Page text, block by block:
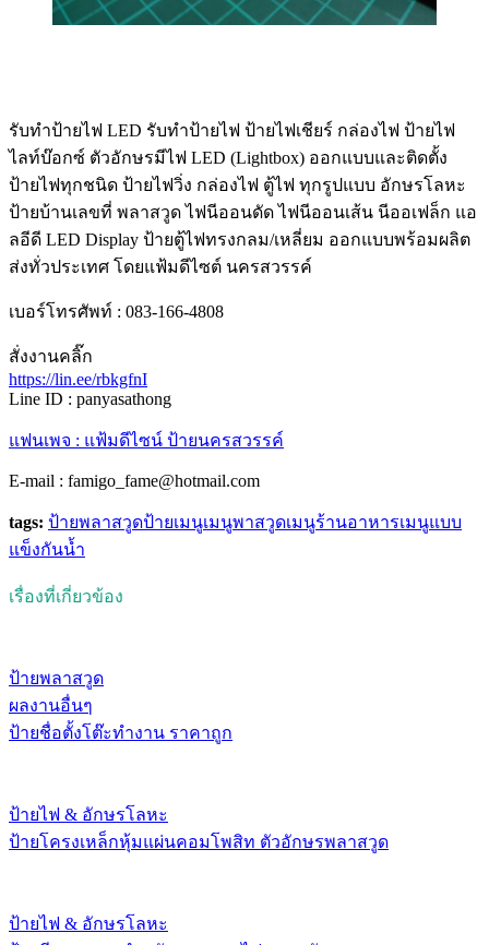
รับทําป้ายไฟ LED รับทำป้ายไฟ ป้ายไฟเชียร์ กล่องไฟ ป้ายไฟ
ไลท์บ๊อกซ์ ตัวอักษรมีไฟ LED (Lightbox) ออกแบบและติดตั้ง
ป้ายไฟทุกชนิด ป้ายไฟวิ่ง กล่องไฟ ตู้ไฟ ทุกรูปแบบ อักษรโลหะ
ป้ายบ้านเลขที่ พลาสวูด ไฟนีออนดัด ไฟนีออนเส้น นีออเฟล็ก แอ
ลอีดี LED Display ป้ายตู้ไฟทรงกลม/เหลี่ยม ออกแบบพร้อมผลิต
ส่งทั่วประเทศ โดยแฟ้มดีไซต์ นครสวรรค์
เบอร์โทรศัพท์ : 083-166-4808
สั่งงานคลิ๊ก
https://lin.ee/rbkgfnI
Line ID : panyasathong
แฟนเพจ : แฟ้มดีไซน์ ป้ายนครสวรรค์
E-mail : famigo_fame@hotmail.com
tags: ป้ายพลาสวูดป้ายเมนูเมนูพาสวูดเมนูร้านอาหารเมนูแบบ
แข็งกันน้ำ
เรื่องที่เกี่ยวข้อง
ป้ายพลาสวูด
ผลงานอื่นๆ
ป้ายชื่อตั้งโต๊ะทำงาน ราคาถูก
ป้ายไฟ & อักษรโลหะ
ป้ายโครงเหล็กหุ้มแผ่นคอมโพสิท ตัวอักษรพลาสวูด
ป้ายไฟ & อักษรโลหะ